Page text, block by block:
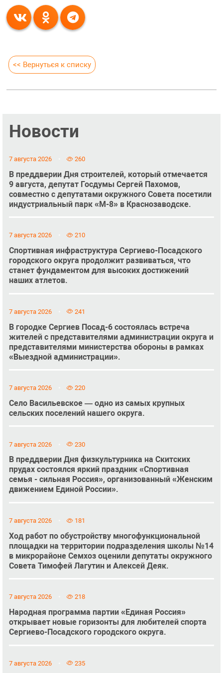
<< Вернуться к списку
Новости
7 августа 2026 260
В преддверии Дня строителей, который отмечается
9 августа, депутат Госдумы Сергей Пахомов,
совместно с депутатами окружного Совета посетили
индустриальный парк «М-8» в Краснозаводске.
7 августа 2026 210
Спортивная инфраструктура Сергиево-Посадского
городского округа продолжит развиваться, что
станет фундаментом для высоких достижений
наших атлетов.
7 августа 2026 241
В городке Сергиев Посад-6 состоялась встреча
жителей с представителями администрации округа и
представителями министерства обороны в рамках
«Выездной администрации».
7 августа 2026 220
Село Васильевское — одно из самых крупных
сельских поселений нашего округа.
7 августа 2026 230
В преддверии Дня физкультурника на Скитских
прудах состоялся яркий праздник «Спортивная
семья - сильная Россия», организованный «Женским
движением Единой России».
7 августа 2026 181
Ход работ по обустройству многофункциональной
площадки на территории подразделения школы №14
в микрорайоне Семхоз оценили депутаты окружного
Совета Тимофей Лагутин и Алексей Деяк.
7 августа 2026 218
Народная программа партии «Единая Россия»
открывает новые горизонты для любителей спорта
Сергиево-Посадского городского округа.
7 августа 2026 235